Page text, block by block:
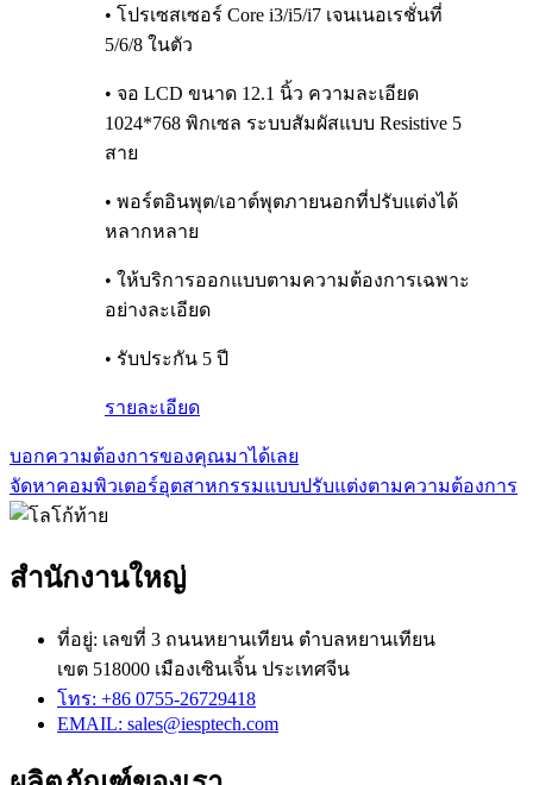
• โปรเซสเซอร์ Core i3/i5/i7 เจนเนอเรชั่นที่
5/6/8 ในตัว
• จอ LCD ขนาด 12.1 นิ้ว ความละเอียด
1024*768 พิกเซล ระบบสัมผัสแบบ Resistive 5
สาย
• พอร์ตอินพุต/เอาต์พุตภายนอกที่ปรับแต่งได้
หลากหลาย
• ให้บริการออกแบบตามความต้องการเฉพาะ
อย่างละเอียด
• รับประกัน 5 ปี
รายละเอียด
บอกความต้องการของคุณมาได้เลย
จัดหาคอมพิวเตอร์อุตสาหกรรมแบบปรับแต่งตามความต้องการ
สำนักงานใหญ่
ที่อยู่: เลขที่ 3 ถนนหยานเทียน ตำบลหยานเทียน
เขต 518000 เมืองเซินเจิ้น ประเทศจีน
โทร: +86 0755-26729418
EMAIL: sales@iesptech.com